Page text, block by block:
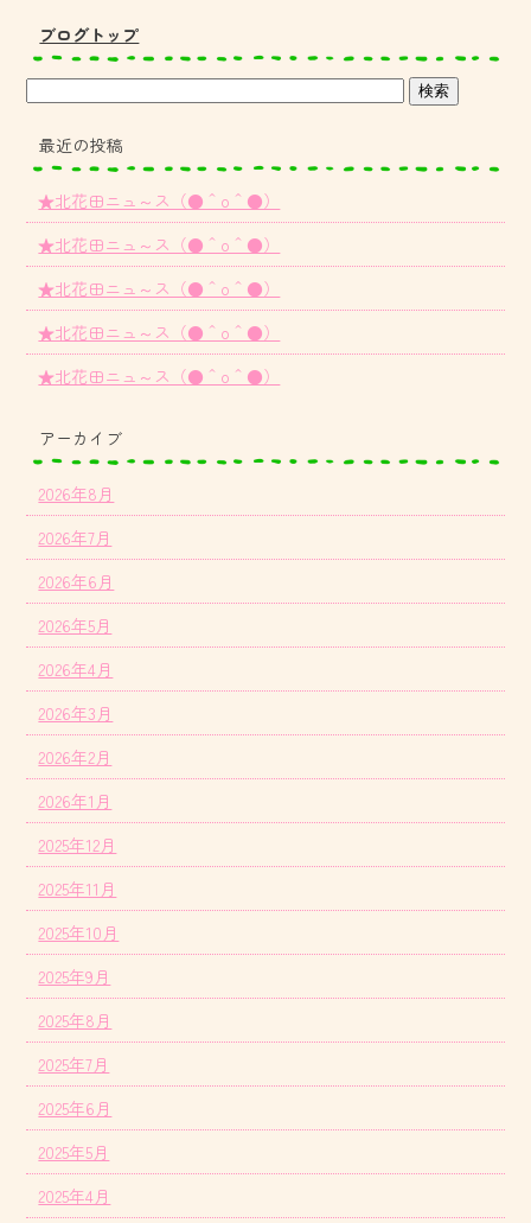
ブログトップ
最近の投稿
★北花田ニュ～ス（●＾o＾●）
★北花田ニュ～ス（●＾o＾●）
★北花田ニュ～ス（●＾o＾●）
★北花田ニュ～ス（●＾o＾●）
★北花田ニュ～ス（●＾o＾●）
アーカイブ
2026年8月
2026年7月
2026年6月
2026年5月
2026年4月
2026年3月
2026年2月
2026年1月
2025年12月
2025年11月
2025年10月
2025年9月
2025年8月
2025年7月
2025年6月
2025年5月
2025年4月